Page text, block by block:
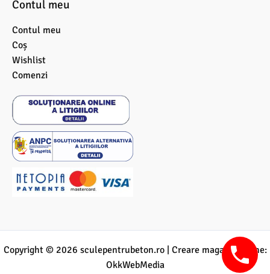
Contul meu
Contul meu
Coș
Wishlist
Comenzi
Copyright © 2026 sculepentrubeton.ro | Creare magazin online:
OkkWebMedia